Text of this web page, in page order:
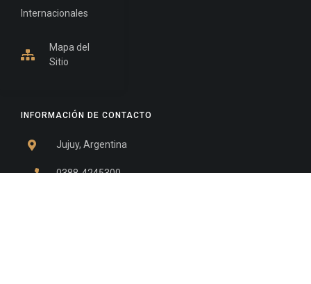
INFORMACIÓN DE CONTACTO
Jujuy, Argentina
0388-4245300
Internacionales
Mapa del
Sitio